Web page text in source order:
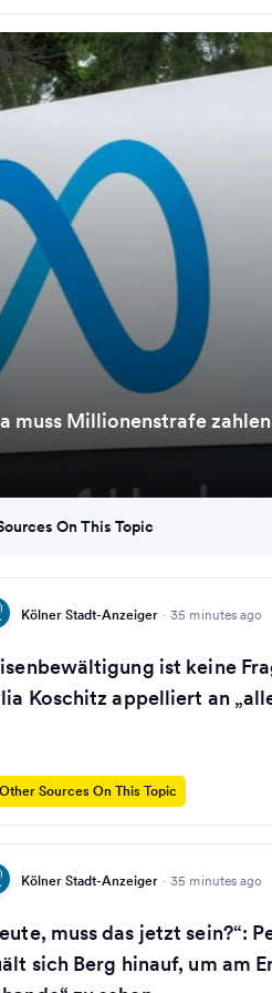
muss Millionenstrafe
On This Topic
Kölner Stadt-Anzeiger · 35 minutes ago
ist keine
Koschitz appelliert an
Sources On This Topic
Kölner Stadt-Anzeiger · 35 minutes ago
muss das jetzt sein?“:
sich Berg hinauf, um am